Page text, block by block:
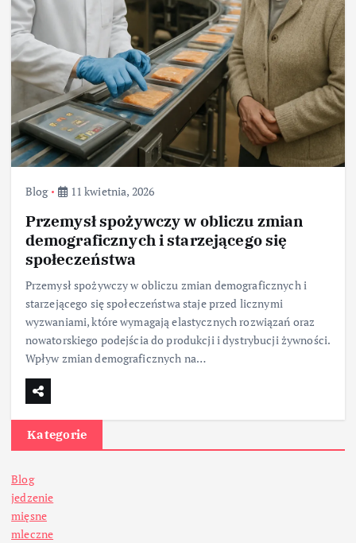
Blog 11 kwietnia, 2026
Przemysł spożywczy w obliczu zmian
demograficznych i starzejącego się
społeczeństwa
Przemysł spożywczy w obliczu zmian demograficznych i
starzejącego się społeczeństwa staje przed licznymi
wyzwaniami, które wymagają elastycznych rozwiązań oraz
nowatorskiego podejścia do produkcji i dystrybucji żywności.
Wpływ zmian demograficznych na…
Kategorie
Blog
jedzenie
mięsne
mleczne